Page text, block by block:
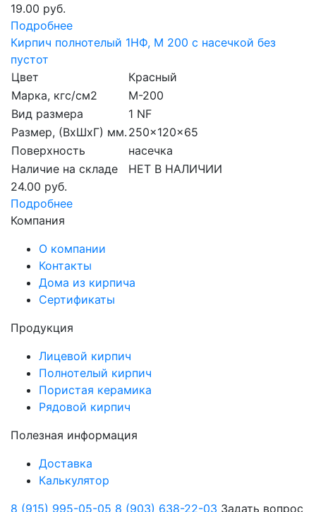
19.00 руб.
Подробнее
Кирпич полнотелый 1НФ, М 200 с насечкой без
пустот
Цвет
Красный
Марка, кгс/см2
M-200
Вид размера
1 NF
Размер, (ВхШхГ) мм. 250x120x65
Поверхность
насечка
Наличие на складе
НЕТ В НАЛИЧИИ
24.00 руб.
Подробнее
Компания
О компании
Контакты
Дома из кирпича
Сертификаты
Продукция
Лицевой кирпич
Полнотелый кирпич
Пористая керамика
Рядовой кирпич
Полезная информация
Доставка
Калькулятор
8 (915) 995-05-05 8 (903) 638-22-03 Задать вопрос